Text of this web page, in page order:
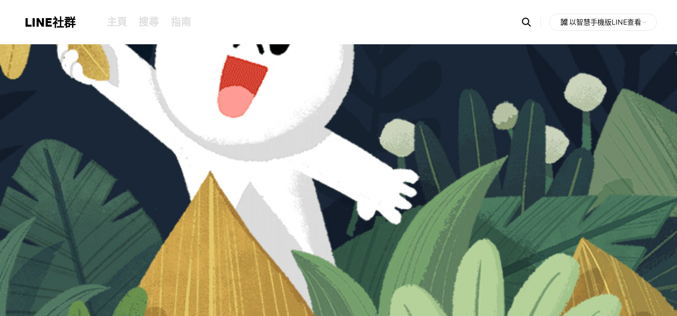
LINE社群 主頁 搜尋 指南 Search
OpenChats
messages
search
以智慧手機版LINE查看